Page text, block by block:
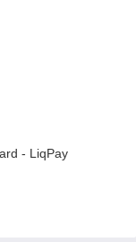
- LiqPay